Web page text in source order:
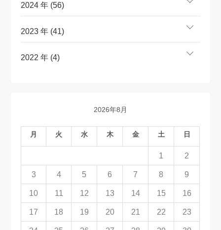
2024 年 (56)
2023 年 (41)
2022 年 (4)
2026年8月
月 火 水 木 金 土 日
1 2
3 4 5 6 7 8 9
10 11 12 13 14 15 16
17 18 19 20 21 22 23